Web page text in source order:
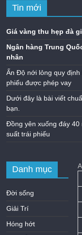
Tin mới
Giá vàng thu hẹp đà
Ngân hàng Trung
nhân
Ấn Độ nới lỏng quy
phiếu được phép vay
Dưới đây là bài viết
bạn.
Đồng yên xuống đáy
suất trái phiếu
Danh mục
Đời sống
Giải Trí
Hóng hớt